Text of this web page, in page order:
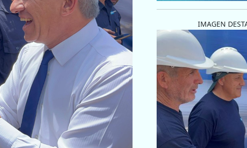
IMAGEN